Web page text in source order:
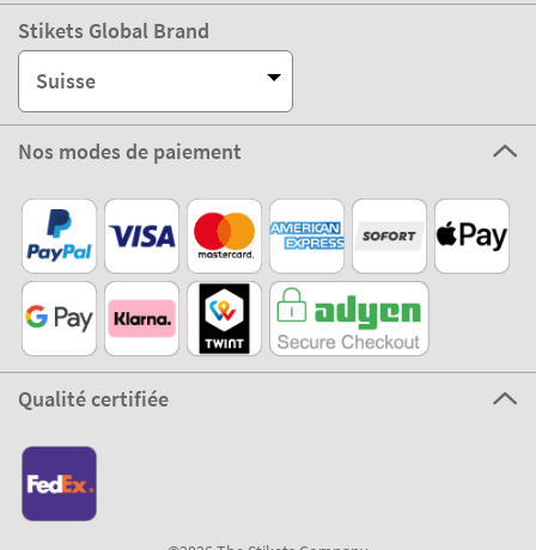
Stikets Global Brand
Suisse
Nos modes de paiement
Qualité certifiée